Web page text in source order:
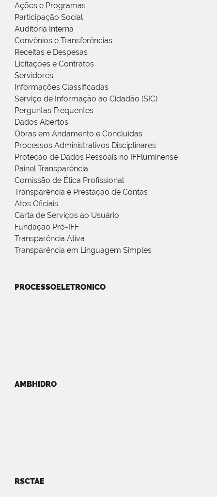
Ações e Programas
Participação Social
Auditoria Interna
Convênios e Transferências
Receitas e Despesas
Licitações e Contratos
Servidores
Informações Classificadas
Serviço de Informação ao Cidadão (SIC)
Perguntas Frequentes
Dados Abertos
Obras em Andamento e Concluídas
Processos Administrativos Disciplinares
Proteção de Dados Pessoais no IFFluminense
Painel Transparência
Comissão de Ética Profissional
Transparência e Prestação de Contas
Atos Oficiais
Carta de Serviços ao Usuário
Fundação Pró-IFF
Transparência Ativa
Transparência em Linguagem Simples
PROCESSOELETRONICO
AMBHIDRO
RSCTAE